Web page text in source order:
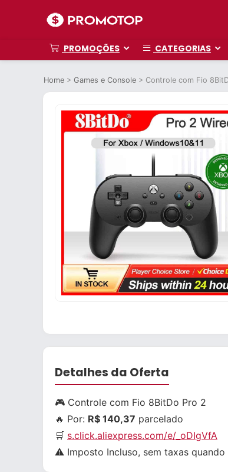
PROMOÇÕES CATEGORIAS
Home > Games e Console > Controle com Fio
Detalhes da Oferta
🎮 Controle com Fio 8BitDo Pro 2
🔥 Por: R$ 140,37 parcelado
🛒 s.click.aliexpress.com/e/_oDIgVfA
⚠️ Imposto Incluso, sem taxas quando